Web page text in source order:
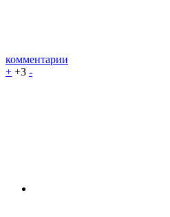
комментарии
+ +3 -